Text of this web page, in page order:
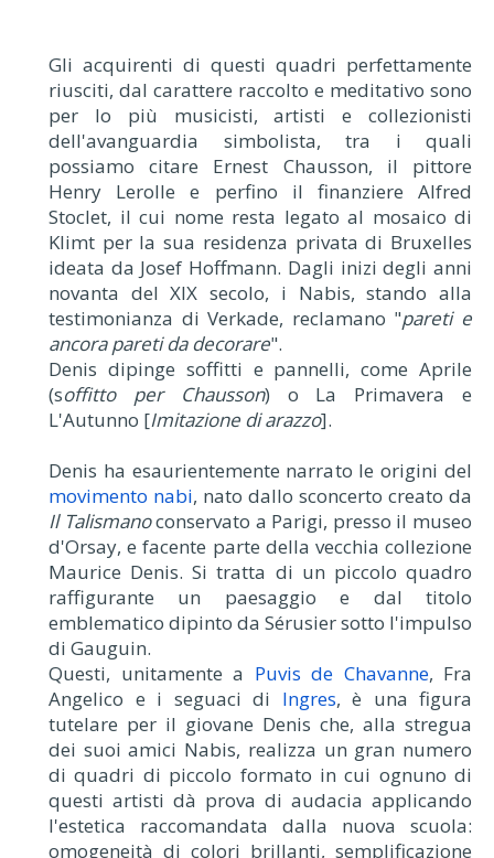
Gli acquirenti di questi quadri perfettamente
riusciti, dal carattere raccolto e meditativo sono
per lo più musicisti, artisti e collezionisti
dell'avanguardia simbolista, tra i quali
possiamo citare Ernest Chausson, il pittore
Henry Lerolle e perfino il finanziere Alfred
Stoclet, il cui nome resta legato al mosaico di
Klimt per la sua residenza privata di Bruxelles
ideata da Josef Hoffmann. Dagli inizi degli anni
novanta del XIX secolo, i Nabis, stando alla
testimonianza di Verkade, reclamano "pareti e
ancora pareti da decorare".
Denis dipinge soffitti e pannelli, come Aprile
(soffitto per Chausson) o La Primavera e
L'Autunno [Imitazione di arazzo].
Denis ha esaurientemente narrato le origini del
movimento nabi, nato dallo sconcerto creato da
Il Talismanoconservato a Parigi, presso il museo
d'Orsay, e facente parte della vecchia collezione
Maurice Denis. Si tratta di un piccolo quadro
raffigurante un paesaggio e dal titolo
emblematico dipinto da Sérusier sotto l'impulso
di Gauguin.
Questi, unitamente a Puvis de Chavanne, Fra
Angelico e i seguaci di Ingres, è una figura
tutelare per il giovane Denis che, alla stregua
dei suoi amici Nabis, realizza un gran numero
di quadri di piccolo formato in cui ognuno di
questi artisti dà prova di audacia applicando
l'estetica raccomandata dalla nuova scuola:
omogeneità di colori brillanti, semplificazione